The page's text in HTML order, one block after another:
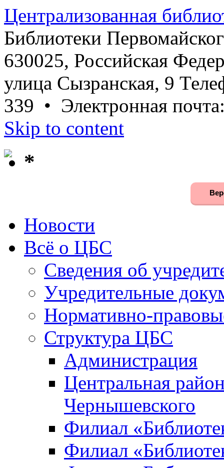
Централизованная
Библиотеки
630025, Российская
улица Сызранская, 9
339 • Электронная
Skip to content
*
Новости
Всё о ЦБС
Сведения об
Учредительные
Нормативно-
Структура ЦБС
Администрация
Центральная
Чернышевского
Филиал
Филиал